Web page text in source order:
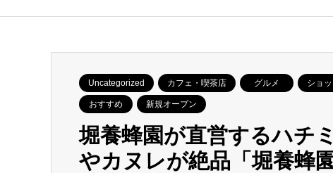
Uncategorized カフェ・喫茶店 グルメ ショ
おすすめ 新規オープン
堀養蜂園が直営するハチ
やカヌレが絶品「堀養蜂